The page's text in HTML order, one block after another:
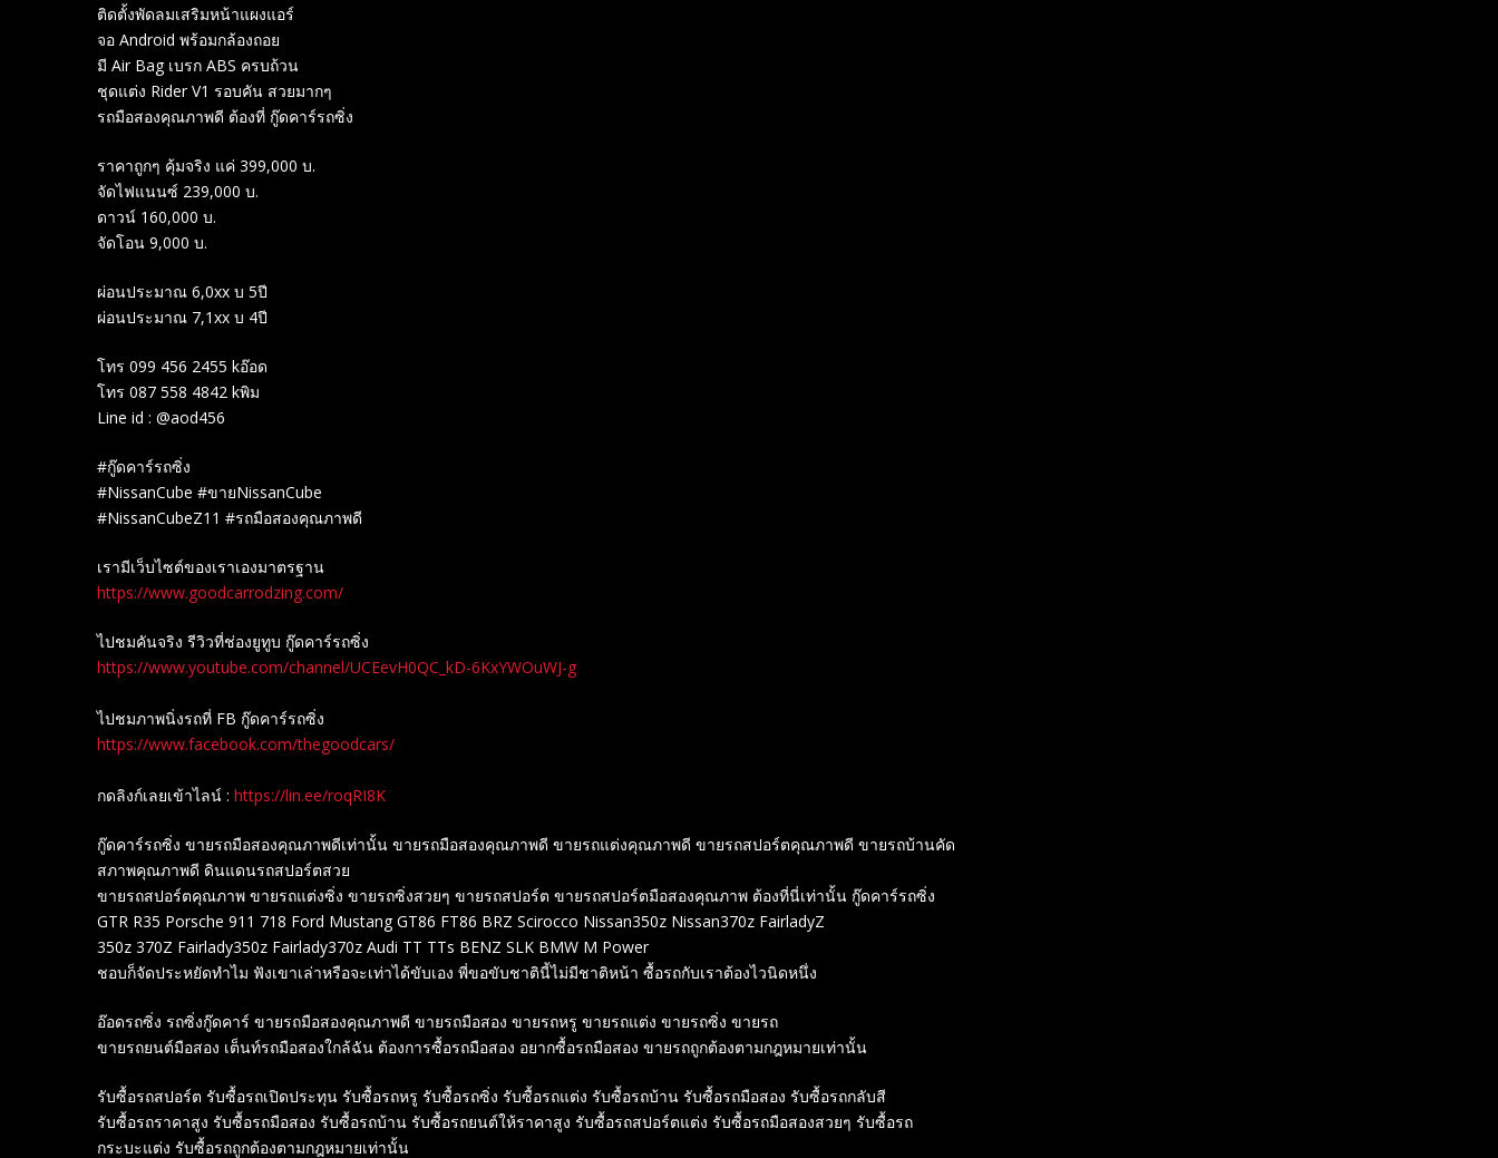
ติดตั้งพัดลมเสริมหน้าแผงแอร์
จอ Android พร้อมกล้องถอย
มี Air Bag เบรก ABS ครบถ้วน
ชุดแต่ง Rider V1 รอบคัน สวยมากๆ
รถมือสองคุณภาพดี ต้องที่ กู๊ดคาร์รถซิ่ง
ราคาถูกๆ คุ้มจริง แค่ 399,000 บ.
จัดไฟแนนซ์ 239,000 บ.
ดาวน์ 160,000 บ.
จัดโอน 9,000 บ.
ผ่อนประมาณ 6,0xx บ 5ปี
ผ่อนประมาณ 7,1xx บ 4ปี
โทร 099 456 2455 kอ๊อด
โทร 087 558 4842 kพิม
Line id : @aod456
#กู๊ดคาร์รถซิ่ง
#NissanCube #ขายNissanCube
#NissanCubeZ11 #รถมือสองคุณภาพดี
เรามีเว็บไซต์ของเราเองมาตรฐาน
https://www.goodcarrodzing.com/
ไปชมคันจริง รีวิวที่ช่องยู​ทูบ​ กู๊ดคาร์รถซิ่ง
https://www.youtube.com/channel/UCEevH0QC_kD-6KxYWOuWJ-g
ไปชมภาพนิ่งรถที่ FB กู๊ดคาร์รถซิ่ง
https://www.facebook.com/thegoodcars/
กดลิงก์เลยเข้าไลน์ : https://lin.ee/roqRI8K
กู๊ดคาร์รถซิ่ง ขายรถมือสองคุณภาพดีเท่านั้น ขายรถมือสองคุณภาพดี ขายรถแต่งคุณภาพดี ขายรถสปอร์ตคุณภาพดี ขายรถบ้านคัด
สภาพคุณภาพดี ดินแดนรถสปอร์ตสวย
ขายรถสปอร์ตคุณภาพ ขายรถแต่งซิ่ง ขายรถซิ่งสวยๆ ขายรถสปอร์ต ขายรถสปอร์ตมือสองคุณภาพ ต้องที่นี่เท่านั้น กู๊ดคาร์รถซิ่ง
GTR R35 Porsche 911 718 Ford Mustang GT86 FT86 BRZ Scirocco Nissan350z Nissan370z FairladyZ
350z 370Z Fairlady350z Fairlady370z Audi TT TTs BENZ SLK BMW M Power
ชอบก็จัดประหยัดทำไม ฟังเขาเล่าหรือจะเท่าได้ขับเอง พี่ขอขับชาตินี้ไม่มีชาติหน้า ซื้อรถกับเราต้องไวนิดหนึ่ง
อ๊อดรถซิ่ง รถซิ่งกู๊ดคาร์ ขายรถมือสองคุณภาพดี ขายรถมือสอง ขายรถหรู ขายรถแต่ง ขายรถซิ่ง ขายรถ
ขายรถยนต์มือสอง เต็นท์รถมือสองใกล้ฉัน ต้องการซื้อรถมือสอง อยากซื้อรถมือสอง ขายรถถูกต้องตามกฎหมายเท่านั้น
รับซื้อรถสปอร์ต รับซื้อรถเปิดประทุน รับซื้อรถหรู รับซื้อรถซิ่ง รับซื้อรถแต่ง รับซื้อรถบ้าน รับซื้อรถมือสอง รับซื้อรถกลับสี
รับซื้อรถราคาสูง รับซื้อรถมือสอง รับซื้อรถบ้าน รับซื้อรถยนต์ให้ราคาสูง รับซื้อรถสปอร์ตแต่ง รับซื้อรถมือสองสวยๆ รับซื้อรถ
กระบะแต่ง รับซื้อรถถูกต้องตามกฎหมายเท่านั้น